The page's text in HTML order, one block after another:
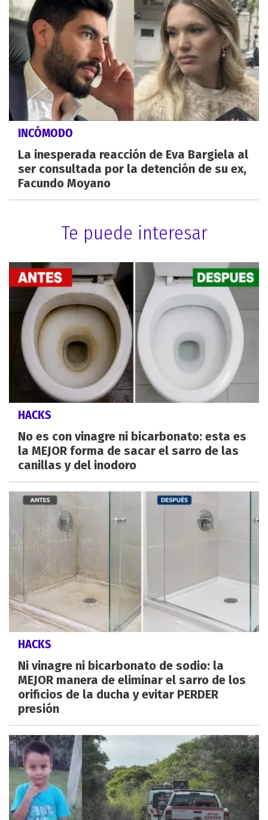
INCÓMODO
La inesperada reacción de Eva Bargiela al
ser consultada por la detención de su ex,
Facundo Moyano
Te puede interesar
HACKS
No es con vinagre ni bicarbonato: esta es
la MEJOR forma de sacar el sarro de las
canillas y del inodoro
HACKS
Ni vinagre ni bicarbonato de sodio: la
MEJOR manera de eliminar el sarro de los
orificios de la ducha y evitar PERDER
presión